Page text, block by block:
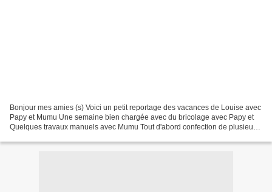
Bonjour mes amies (s) Voici un petit reportage des vacances de Louise avec
Papy et Mumu Une semaine bien chargée avec du bricolage avec Papy et
Quelques travaux manuels avec Mumu Tout d'abord confection de plusieurs